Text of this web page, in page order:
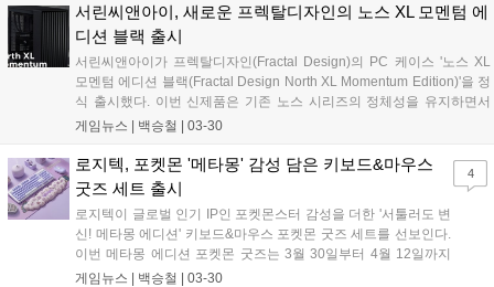
총 40명 한정 수량으로 진행되는 프리오더 행사다. 행사 기간 동
안 번들 패키지 구매 시 정상가 대비 15%의 할인율이 적용되며
무료 배송 혜택이 함께 제공된다....
서린씨앤아이, 새로운 프렉탈디자인의 노스 XL 모멘텀 에
디션 블랙 출시
서린씨앤아이가 프렉탈디자인(Fractal Design)의 PC 케이스 '노스 XL
모멘텀 에디션 블랙(Fractal Design North XL Momentum Edition)'을 정
식 출시했다. 이번 신제품은 기존 노스 시리즈의 정체성을 유지하면서
시스템 환경과 폼팩터에 따라 표준 모델인 노스 모멘텀과 크기를 확장한
게임뉴스 | 백승철 03-30
로지텍, 포켓몬 '메타몽' 감성 담은 키보드&마우스
굿즈 세트 출시
로지텍이 글로벌 인기 IP인 포켓몬스터 감성을 더한 '서툴러도 변
신! 메타몽 에디션' 키보드&마우스 포켓몬 굿즈 세트를 선보인다.
이번 메타몽 에디션 포켓몬 굿즈는 3월 30일부터 4월 12일까지
네이버 브랜드 스토어에서 진행되는 프로모션을 통해 만나볼 수
게임뉴스 | 백승철 03-30
4